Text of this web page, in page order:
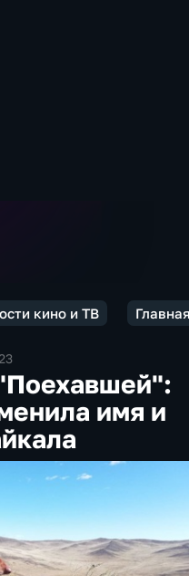
кино и ТВ
имя и